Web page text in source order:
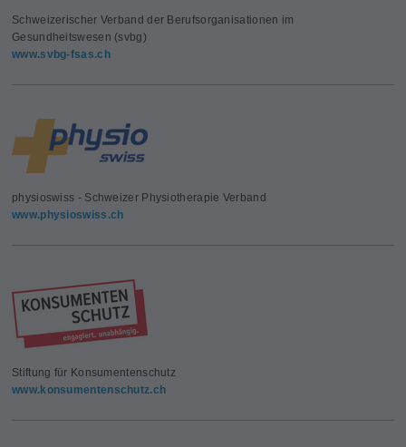
Schweizerischer Verband der Berufsorganisationen im
Gesundheitswesen (svbg)
www.svbg-fsas.ch
physioswiss - Schweizer Physiotherapie Verband
www.physioswiss.ch
Stiftung für Konsumentenschutz
www.konsumentenschutz.ch